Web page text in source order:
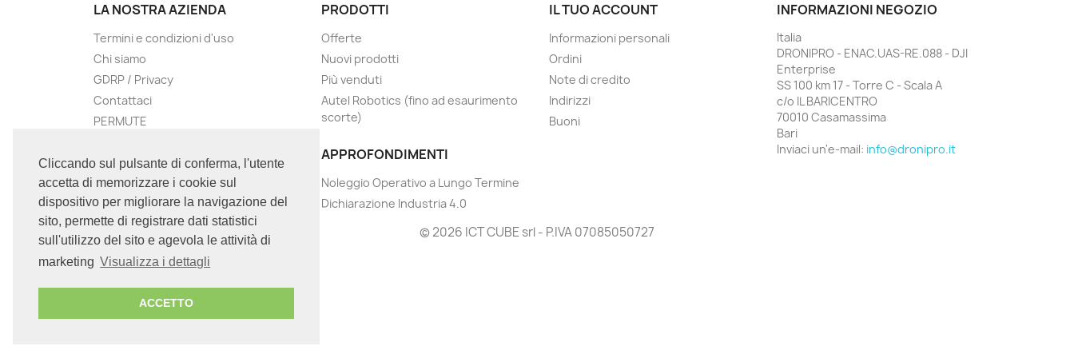
Cliccando sul pulsante di conferma, l'utente
accetta di memorizzare i cookie sul
dispositivo per migliorare la navigazione del
sito, permette di registrare dati statistici
sull'utilizzo del sito e agevola le attività di
marketing Visualizza i dettagli
ACCETTO
LA NOSTRA AZIENDA
Termini e condizioni d'uso
Chi siamo
GDRP / Privacy
Contattaci
PERMUTE
Assistenza
PRODOTTI
Offerte
Nuovi prodotti
Più venduti
Autel Robotics (fino ad esaurimento
scorte)
APPROFONDIMENTI
Noleggio Operativo a Lungo Termine
Dichiarazione Industria 4.0
IL TUO ACCOUNT
Informazioni personali
Ordini
Note di credito
Indirizzi
Buoni
INFORMAZIONI NEGOZIO
Italia
DRONIPRO - ENAC.UAS-RE.088 - DJI
Enterprise
SS 100 km 17 - Torre C - Scala A
c/o IL BARICENTRO
70010 Casamassima
Bari
Inviaci un'e-mail: info@dronipro.it
© 2026 ICT CUBE srl - P.IVA 07085050727